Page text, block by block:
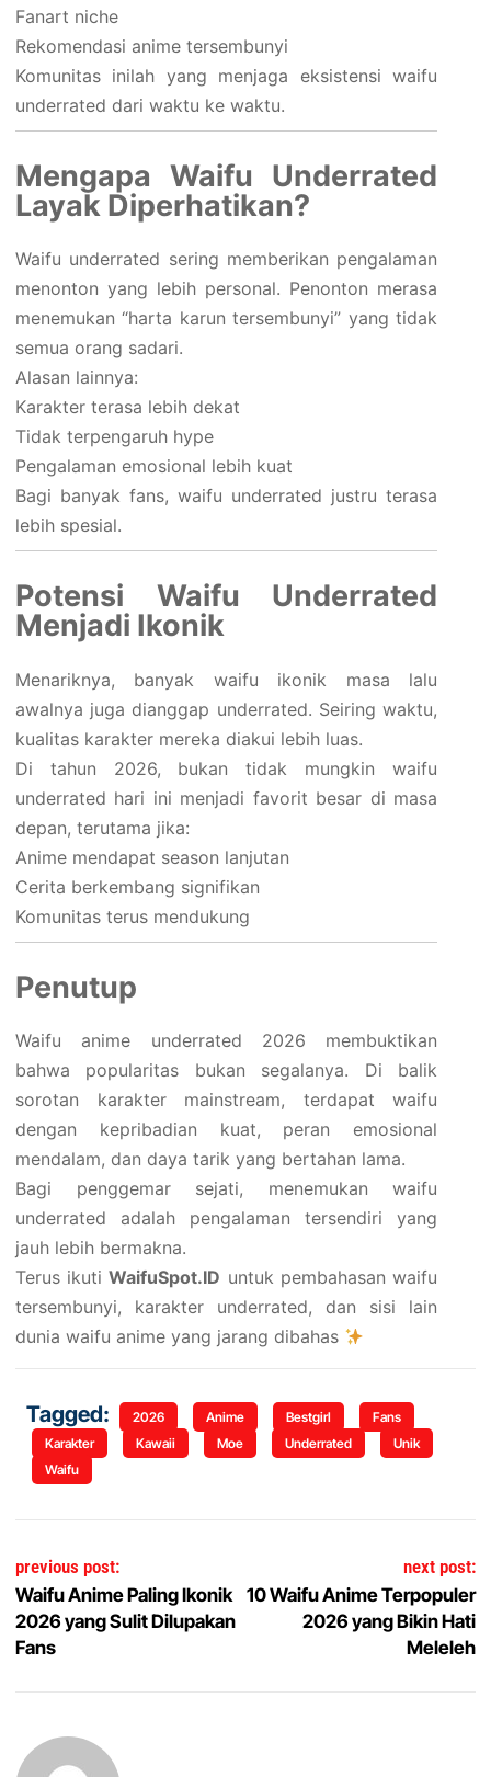
Fanart niche
Rekomendasi anime tersembunyi
Komunitas inilah yang menjaga eksistensi waifu
underrated dari waktu ke waktu.
Mengapa Waifu Underrated
Layak Diperhatikan?
Waifu underrated sering memberikan pengalaman
menonton yang lebih personal. Penonton merasa
menemukan “harta karun tersembunyi” yang tidak
semua orang sadari.
Alasan lainnya:
Karakter terasa lebih dekat
Tidak terpengaruh hype
Pengalaman emosional lebih kuat
Bagi banyak fans, waifu underrated justru terasa
lebih spesial.
Potensi Waifu Underrated
Menjadi Ikonik
Menariknya, banyak waifu ikonik masa lalu
awalnya juga dianggap underrated. Seiring waktu,
kualitas karakter mereka diakui lebih luas.
Di tahun 2026, bukan tidak mungkin waifu
underrated hari ini menjadi favorit besar di masa
depan, terutama jika:
Anime mendapat season lanjutan
Cerita berkembang signifikan
Komunitas terus mendukung
Penutup
Waifu anime underrated 2026 membuktikan
bahwa popularitas bukan segalanya. Di balik
sorotan karakter mainstream, terdapat waifu
dengan kepribadian kuat, peran emosional
mendalam, dan daya tarik yang bertahan lama.
Bagi penggemar sejati, menemukan waifu
underrated adalah pengalaman tersendiri yang
jauh lebih bermakna.
Terus ikutiWaifuSpot.ID untuk pembahasan waifu
tersembunyi, karakter underrated, dan sisi lain
dunia waifu anime yang jarang dibahas
Tagged: 2026 Anime Bestgirl
Fans
Karakter
Kawaii Moe Underrated
Unik
Waifu
Navigasi pos
previous post:
Waifu Anime Paling Ikonik
2026 yang Sulit Dilupakan
Fans
next post:
10 Waifu Anime Terpopuler
2026 yang Bikin Hati
Meleleh